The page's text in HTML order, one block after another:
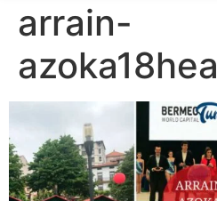
arrain-